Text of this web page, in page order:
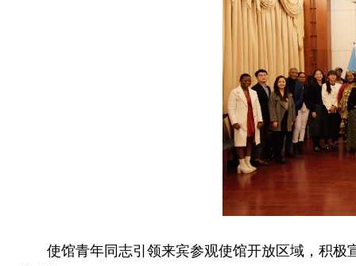
使馆青年同志引领来宾参观使馆开放区域，积